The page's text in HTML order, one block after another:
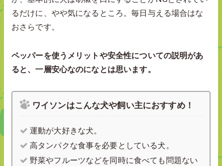
るだけに、やや気になるところ。毎日与える場合はな
おさらです。
ペッパーを使うメリットや安全性についての説明があ
ると、一層安心なのになとは思います。
ワイソンはこんな犬や飼い主におすすめ！
運動が大好きな犬。
高タンパクな食事を必要としている犬。
野菜やフルーツなどを同時に食べても問題ない